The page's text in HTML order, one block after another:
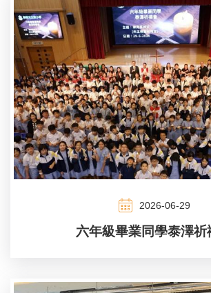
2026-06-29
六年級畢業同學泰澤祈